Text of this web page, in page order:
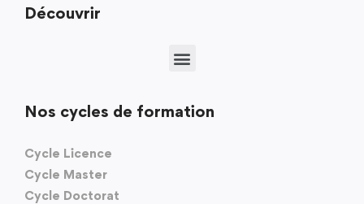
Découvrir
Nos cycles de formation
Cycle Licence
Cycle Master
Cycle Doctorat